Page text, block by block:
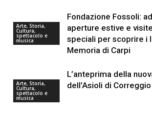
Arte, Storia,
Cultura,
spettacolo e
musica
Fondazione Fossoli:
aperture estive e
speciali per scoprire i
Memoria di Carpi
Arte, Storia,
Cultura,
spettacolo e
musica
L’anteprima della
dell’Asioli di Correggio